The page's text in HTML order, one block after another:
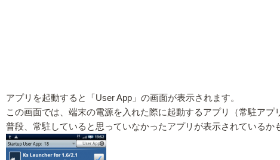
アプリを起動すると「User App」の画面が表示されます。
この画面では、端末の電源を入れた際に起動するアプリ（常駐アプ
普段、常駐していると思っていなかったアプリが表示されているか